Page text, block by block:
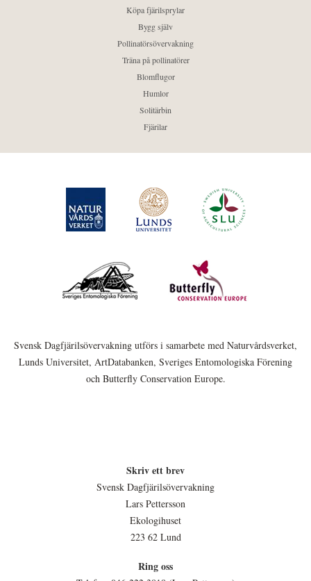
Köpa fjärilsprylar
Bygg själv
Pollinatörsövervakning
Träna på pollinatörer
Blomflugor
Humlor
Solitärbin
Fjärilar
Svensk Dagfjärilsövervakning utförs i samarbete med Naturvårdsverket,
Lunds Universitet, ArtDatabanken, Sveriges Entomologiska Förening
och Butterfly Conservation Europe.
Skriv ett brev
Svensk Dagfjärilsövervakning
Lars Pettersson
Ekologihuset
223 62 Lund
Ring oss